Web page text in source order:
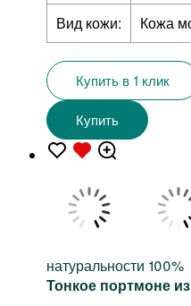
Вид кожи:
Кожа
Купить в 1 клик
Купить
натуральности 100%
Тонкое портмоне